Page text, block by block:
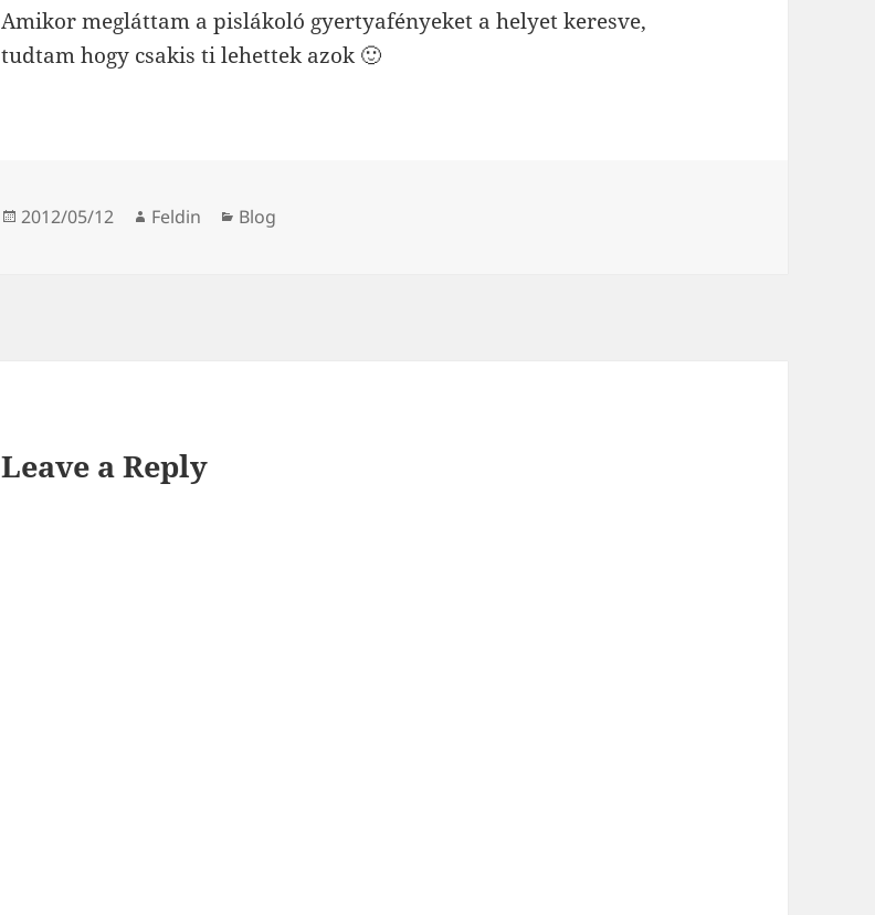
Amikor megláttam a pislákoló gyertyafényeket a helyet keresve,
tudtam hogy csakis ti lehettek azok 🙂
Posted
2012/05/12 Author
Feldin Categories
Blog
Leave a Reply